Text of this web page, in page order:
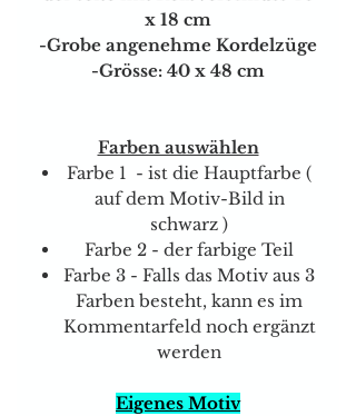
x 18 cm
-Grobe angenehme Kordelzüge
-Grösse: 40 x 48 cm
Farben auswählen
Farbe 1 - ist die Hauptfarbe (
auf dem Motiv-Bild in
schwarz )
Farbe 2 - der farbige Teil
Farbe 3 - Falls das Motiv aus 3
Farben besteht, kann es im
Kommentarfeld noch ergänzt
werden
Eigenes Motiv